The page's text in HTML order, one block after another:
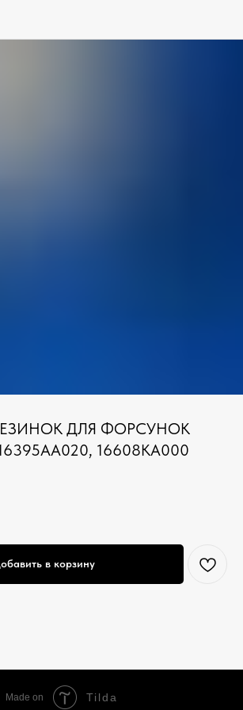
ДЛЯ ФОРСУНОК
16608KA000
в корзину
Made on Tilda